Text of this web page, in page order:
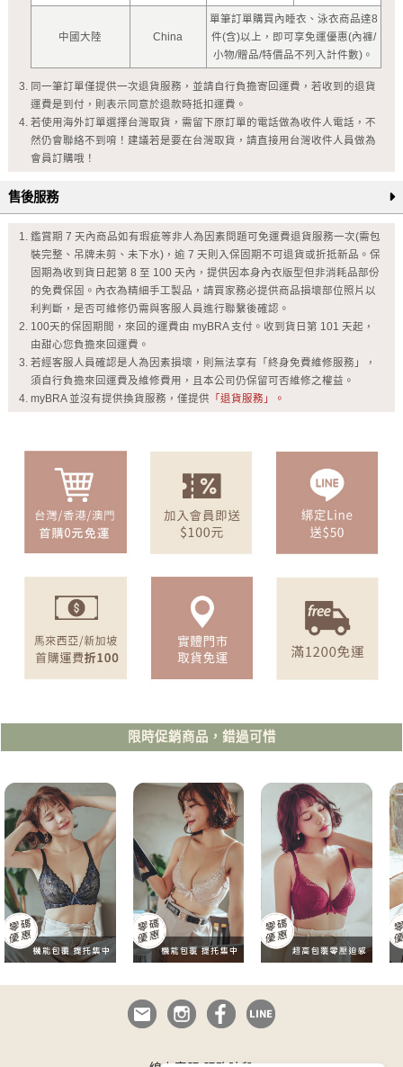
中國大陸 China
單筆訂單購買內睡衣、泳衣商品達8
件(含)以上，即可享免運優惠(內褲/
小物/贈品/特價品不列入計件數)。
同一筆訂單僅提供一次退貨服務，並請自行負擔寄回運費，若收到的退貨
運費是到付，則表示同意於退款時抵扣運費。
若使用海外訂單選擇台灣取貨，需留下原訂單的電話做為收件人電話，不
然仍會聯絡不到唷！建議若是要在台灣取貨，請直接用台灣收件人員做為
會員訂購哦！
售後服務
鑑賞期 7 天內商品如有瑕疵等非人為因素問題可免運費退貨服務一次(需包
裝完整、吊牌未剪、未下水)，逾 7 天則入保固期不可退貨或折抵新品。保
固期為收到貨日起第 8 至 100 天內，提供因本身內衣版型但非消耗品部份
的免費保固。內衣為精細手工製品，請買家務必提供商品損壞部位照片以
利判斷，是否可維修仍需與客服人員進行聯繫後確認。
100天的保固期間，來回的運費由 myBRA 支付。收到貨日第 101 天起，
由甜心您負擔來回運費。
若經客服人員確認是人為因素損壞，則無法享有「終身免費維修服務」，
須自行負擔來回運費及維修費用，且本公司仍保留可否維修之權益。
myBRA 並沒有提供換貨服務，僅提供 「退貨服務」。
限時促銷商品，錯過可惜